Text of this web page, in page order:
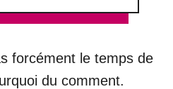
forcément le temps de
du comment.